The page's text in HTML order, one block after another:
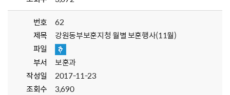
번호
62
제목
강원동부보훈지청 월별 보훈행사(11월)
파일
부서
보훈과
작성일
2017-11-23
조회수
3,690